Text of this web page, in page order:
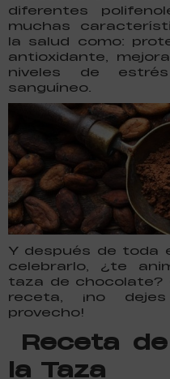
diferentes
muchas
la salud como:
antioxidante,
niveles de
sanguíneo.
Y después de toda
celebrarlo, ¿te
taza de chocolate?
receta, ¡no
provecho!
Receta
la Taza